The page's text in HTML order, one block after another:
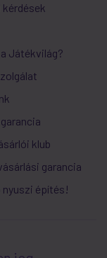
kérdések
Játékvilág?
klub
garancia
nyuszi építés!